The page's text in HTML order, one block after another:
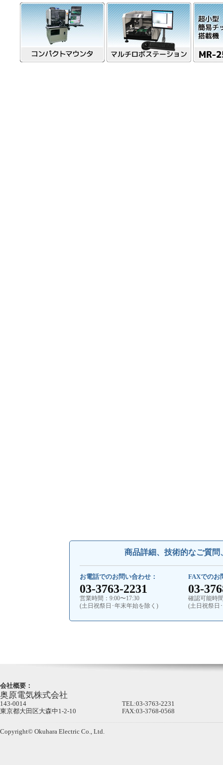
商品詳細、技術的なご質
お電話でのお問い合わせ：
03-3763-2231
営業時間：9:00〜17:30
(土日祝祭日･年末年始を除く)
FAXでのお
03-
確認可能時
(土日祝祭日
会社概要：
奥原電気株式会社
143-0014
東京都大田区大森中1-2-10
TEL:03-3763-2231
FAX:03-3768-0568
Copyright© Okuhara Electric Co., Ltd.